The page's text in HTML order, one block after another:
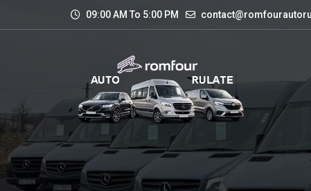
09:00 AM To 5:00 PM